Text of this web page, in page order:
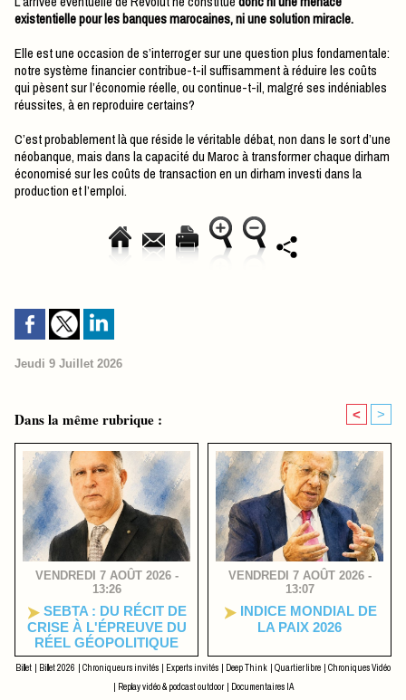
existentielle pour les banques marocaines, ni une solution miracle.
Elle est une occasion de s’interroger sur une question plus fondamentale:
notre système financier contribue-t-il suffisamment à réduire les coûts
qui pèsent sur l’économie réelle, ou continue-t-il, malgré ses indéniables
réussites, à en reproduire certains?
C’est probablement là que réside le véritable débat, non dans le sort d’une
néobanque, mais dans la capacité du Maroc à transformer chaque dirham
économisé sur les coûts de transaction en un dirham investi dans la
production et l’emploi.
Jeudi 9 Juillet 2026
Dans la même rubrique : < >
VENDREDI 7 AOÛT 2026 -
13:26
SEBTA : DU RÉCIT DE
CRISE À L'ÉPREUVE DU
RÉEL GÉOPOLITIQUE
VENDREDI 7 AOÛT 2026 -
13:07
INDICE MONDIAL DE
LA PAIX 2026
Billet | Billet 2026 | Chroniqueurs invités | Experts invités | Deep Think | Quartier libre | Chroniques Vidéo
| Replay vidéo & podcast outdoor | Documentaires IA